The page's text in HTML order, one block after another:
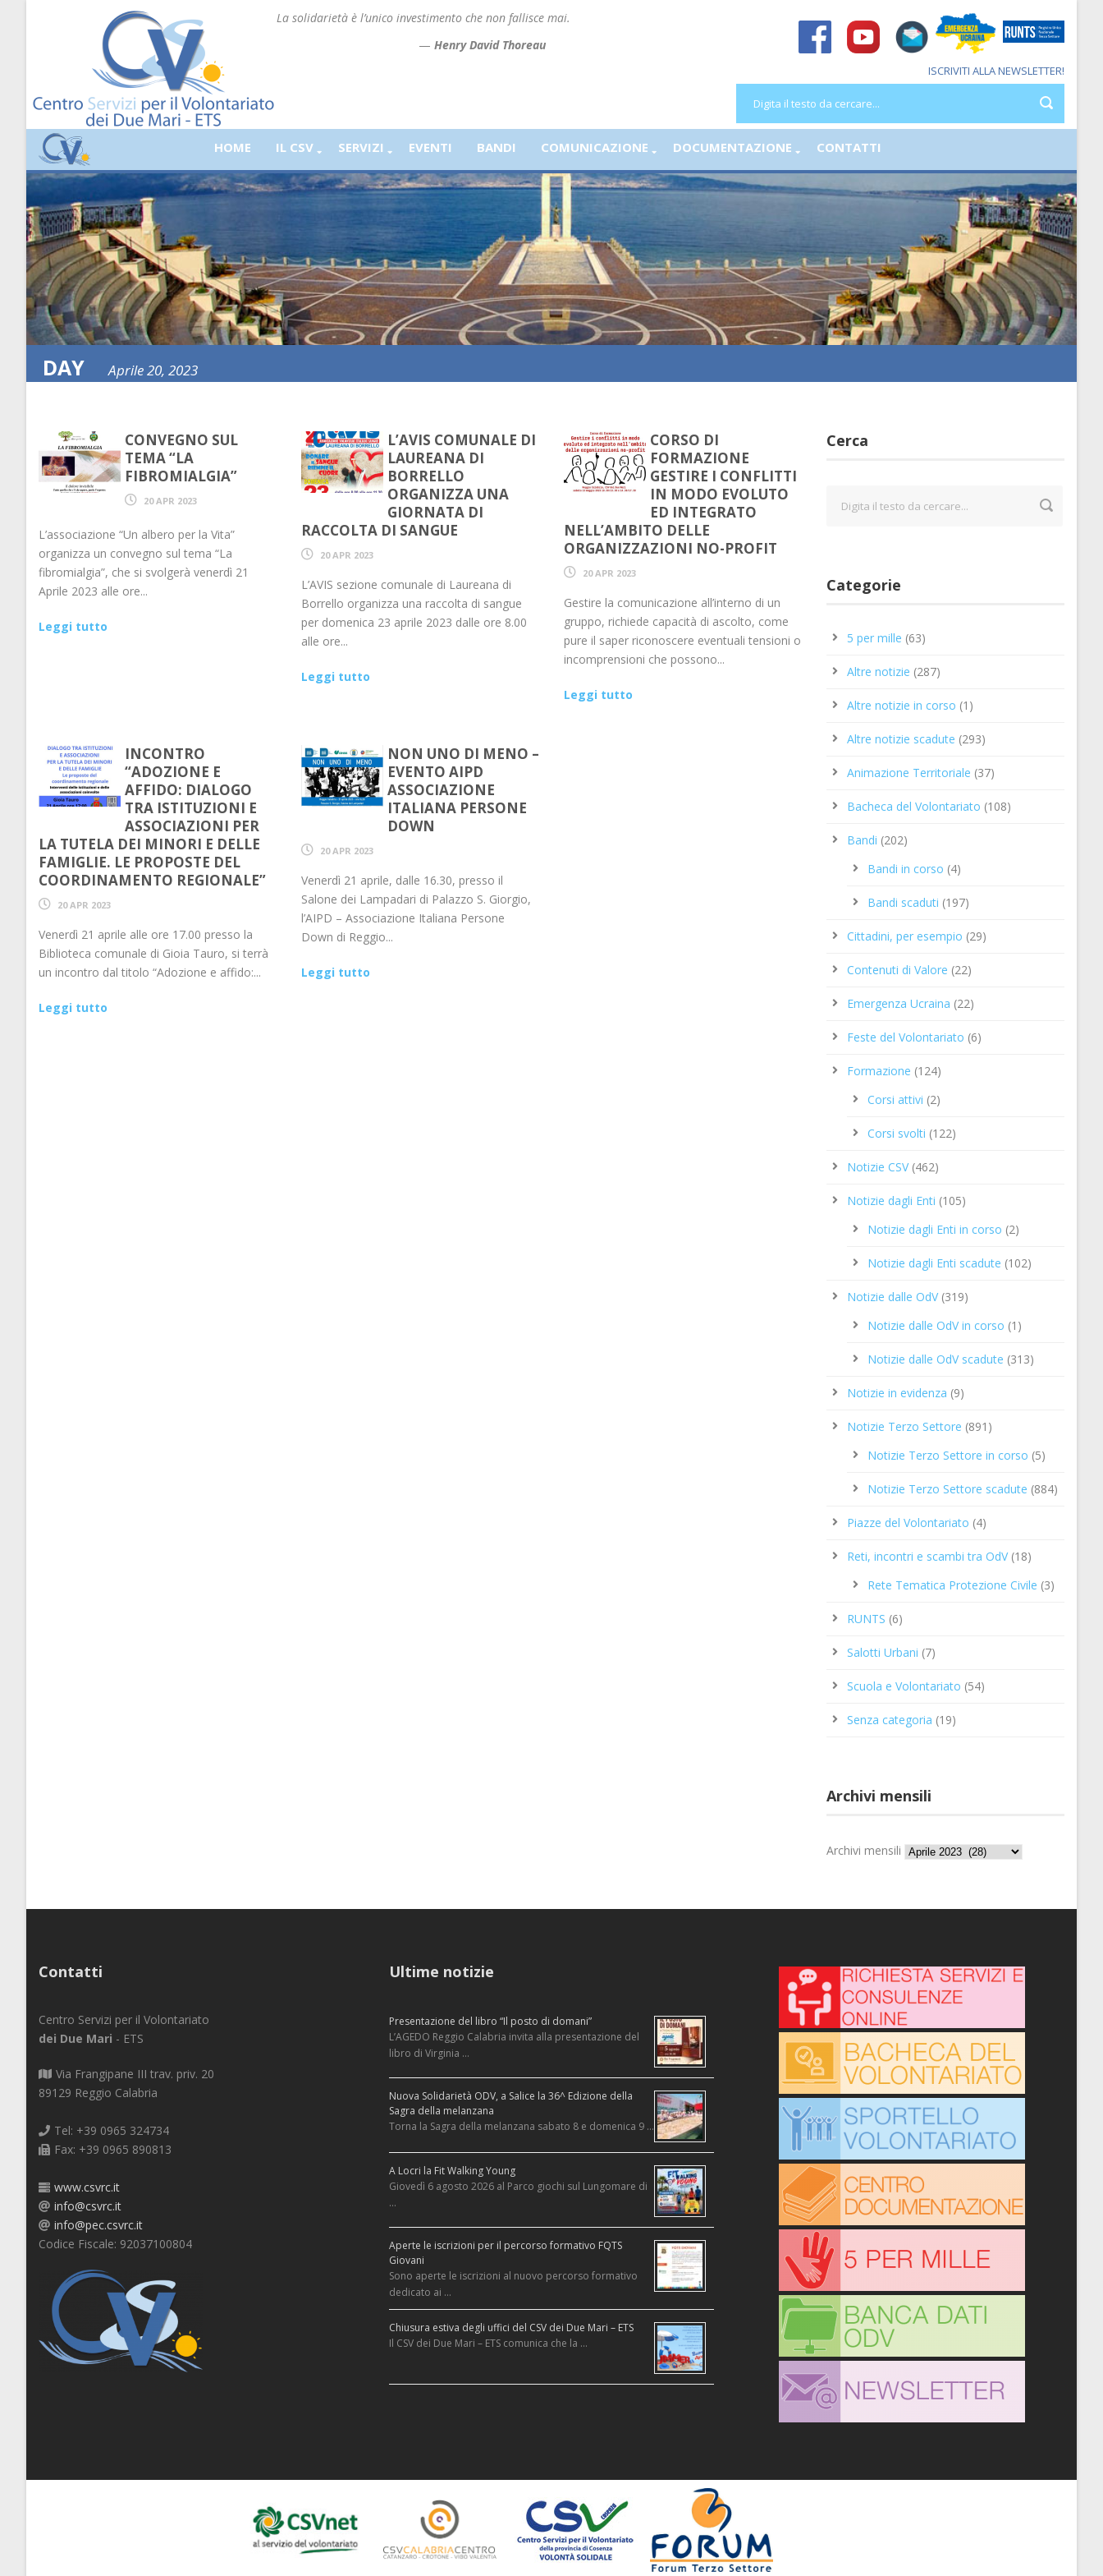
La solidarietà è l’unico investimento che non fallisce mai.
— Henry David Thoreau
ISCRIVITI ALLA NEWSLETTER!
HOME IL CSV SERVIZI EVENTI BANDI COMUNICAZIONE DOCUMENTAZIONE CONTATTI
DAY Aprile 20, 2023
CONVEGNO SUL
TEMA “LA
FIBROMIALGIA”
20 APR 2023
L’associazione “Un albero per la Vita”
organizza un convegno sul tema “La
fibromialgia”, che si svolgerà venerdì 21
Aprile 2023 alle ore...
Leggi tutto
L’AVIS COMUNALE DI
LAUREANA DI
BORRELLO
ORGANIZZA UNA
GIORNATA DI
RACCOLTA DI SANGUE
20 APR 2023
L’AVIS sezione comunale di Laureana di
Borrello organizza una raccolta di sangue
per domenica 23 aprile 2023 dalle ore 8.00
alle ore...
Leggi tutto
CORSO DI
FORMAZIONE
GESTIRE I CONFLITTI
IN MODO EVOLUTO
ED INTEGRATO
NELL’AMBITO DELLE
ORGANIZZAZIONI NO-PROFIT
20 APR 2023
Gestire la comunicazione all’interno di un
gruppo, richiede capacità di ascolto, come
pure il saper riconoscere eventuali tensioni o
incomprensioni che possono...
Leggi tutto
INCONTRO
“ADOZIONE E
AFFIDO: DIALOGO
TRA ISTITUZIONI E
ASSOCIAZIONI PER
LA TUTELA DEI MINORI E DELLE
FAMIGLIE. LE PROPOSTE DEL
COORDINAMENTO REGIONALE”
20 APR 2023
Venerdì 21 aprile alle ore 17.00 presso la
Biblioteca comunale di Gioia Tauro, si terrà
un incontro dal titolo “Adozione e affido:...
Leggi tutto
NON UNO DI MENO –
EVENTO AIPD
ASSOCIAZIONE
ITALIANA PERSONE
DOWN
20 APR 2023
Venerdì 21 aprile, dalle 16.30, presso il
Salone dei Lampadari di Palazzo S. Giorgio,
l’AIPD – Associazione Italiana Persone
Down di Reggio...
Leggi tutto
Cerca
Categorie
5 per mille (63)
Altre notizie (287)
Altre notizie in corso (1)
Altre notizie scadute (293)
Animazione Territoriale (37)
Bacheca del Volontariato (108)
Bandi (202)
Bandi in corso (4)
Bandi scaduti (197)
Cittadini, per esempio (29)
Contenuti di Valore (22)
Emergenza Ucraina (22)
Feste del Volontariato (6)
Formazione (124)
Corsi attivi (2)
Corsi svolti (122)
Notizie CSV(462)
Notizie dagli Enti (105)
Notizie dagli Enti in corso (2)
Notizie dagli Enti scadute (102)
Notizie dalle OdV(319)
Notizie dalle OdV in corso (1)
Notizie dalle OdV scadute (313)
Notizie in evidenza (9)
Notizie Terzo Settore (891)
Notizie Terzo Settore in corso (5)
Notizie Terzo Settore scadute (884)
Piazze del Volontariato (4)
Reti, incontri e scambi tra OdV(18)
Rete Tematica Protezione Civile (3)
RUNTS (6)
Salotti Urbani (7)
Scuola e Volontariato (54)
Senza categoria (19)
Archivi mensili
Archivi mensili
Contatti
Centro Servizi per il Volontariato
dei Due Mari - ETS
Via Frangipane III trav. priv. 20
89129 Reggio Calabria
Tel: +39 0965 324734
Fax: +39 0965 890813
www.csvrc.it
info@csvrc.it
info@pec.csvrc.it
Codice Fiscale: 92037100804
Ultime notizie
Presentazione del libro “Il posto di domani”
L’AGEDO Reggio Calabria invita alla presentazione del
libro di Virginia …
Nuova Solidarietà ODV, a Salice la 36^ Edizione della
Sagra della melanzana
Torna la Sagra della melanzana sabato 8 e domenica 9 …
A Locri la Fit Walking Young
Giovedì 6 agosto 2026 al Parco giochi sul Lungomare di
…
Aperte le iscrizioni per il percorso formativo FQTS
Giovani
Sono aperte le iscrizioni al nuovo percorso formativo
dedicato ai …
Chiusura estiva degli uffici del CSV dei Due Mari – ETS
Il CSV dei Due Mari – ETS comunica che la …